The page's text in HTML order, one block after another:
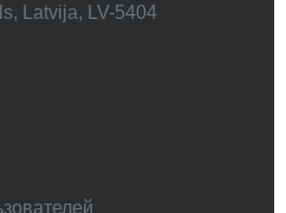
Latvija, LV-5404